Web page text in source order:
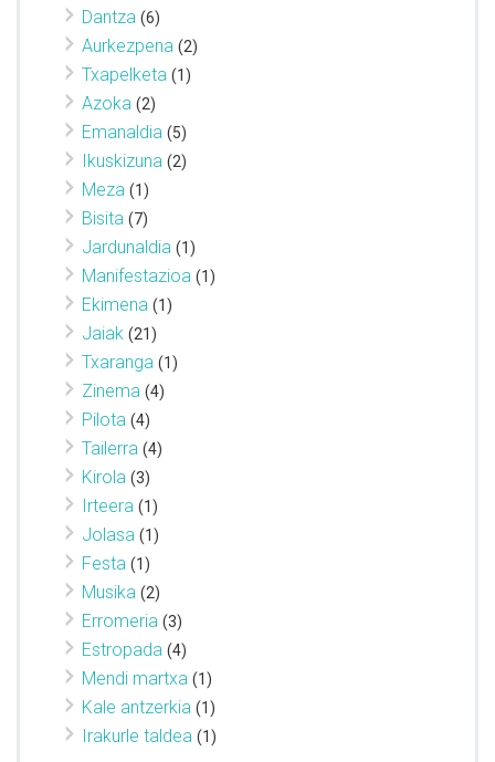
Dantza (6)
Aurkezpena (2)
Txapelketa (1)
Azoka (2)
Emanaldia (5)
Ikuskizuna (2)
Meza (1)
Bisita (7)
Jardunaldia (1)
Manifestazioa (1)
Ekimena (1)
Jaiak (21)
Txaranga (1)
Zinema (4)
Pilota (4)
Tailerra (4)
Kirola (3)
Irteera (1)
Jolasa (1)
Festa (1)
Musika (2)
Erromeria (3)
Estropada (4)
Mendi martxa (1)
Kale antzerkia (1)
Irakurle taldea (1)